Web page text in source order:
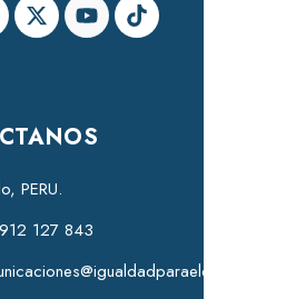
PERU.
127 843